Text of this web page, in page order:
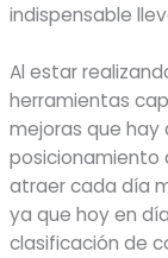
indispensable
Al estar
herramientas
mejoras que hay
posicionamiento
atraer cada día
ya que hoy en
clasificación de